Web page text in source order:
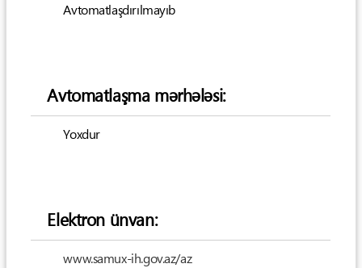
Avtomatlaşdırılmayıb
Avtomatlaşma mərhələsi:
Yoxdur
Elektron ünvan:
www.samux-ih.gov.az/az